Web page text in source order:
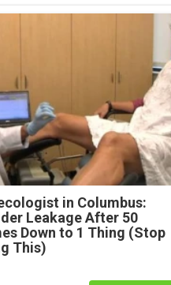
in Columbus:
Leakage After 50
Down to 1 Thing (Stop
This)